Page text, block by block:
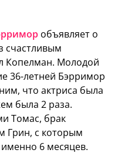
объявляет о
счастливым
Копелман. Молодой
36-летней Бэрримор
что актриса была
была 2 раза.
Томас, брак
Грин, с которым
6 месяцев.